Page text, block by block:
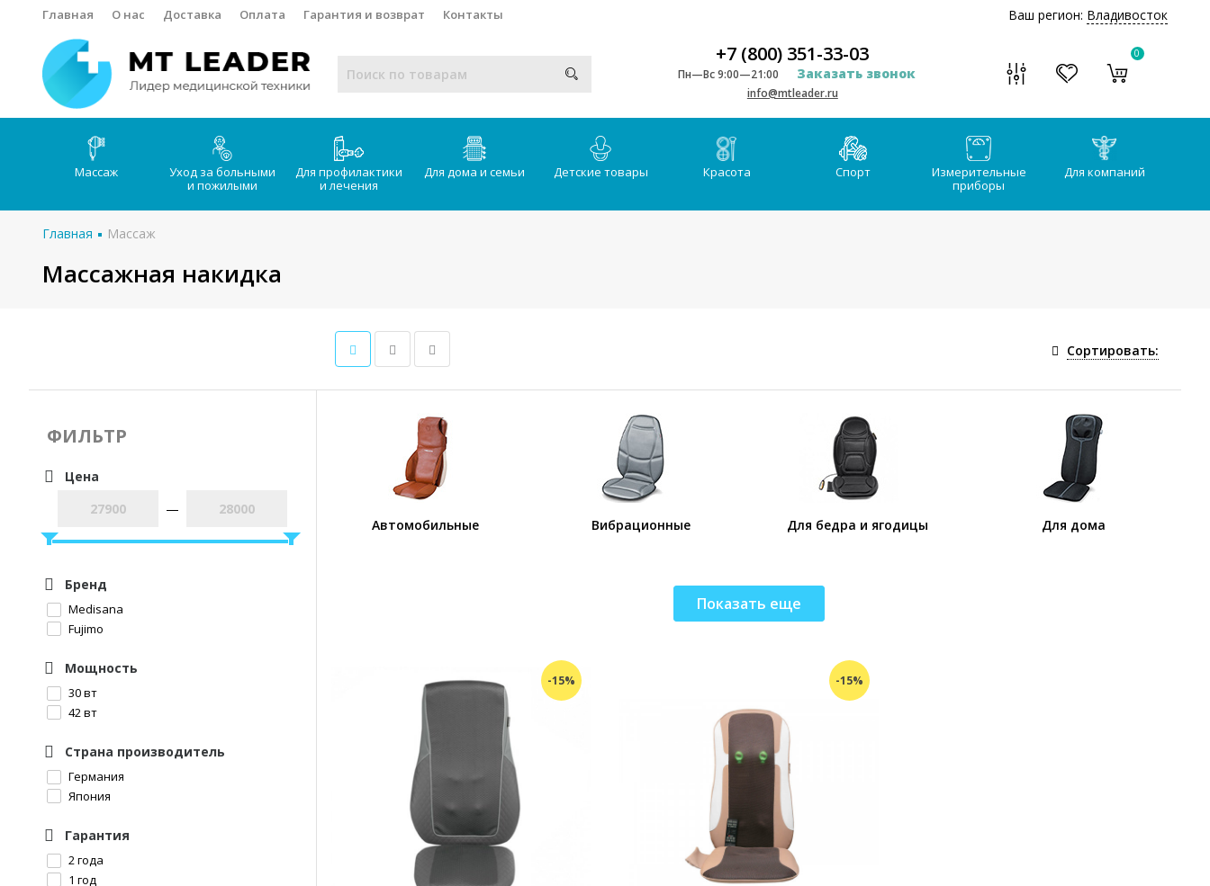
Главная О нас Доставка Оплата Гарантия и возврат Контакты Ваш регион: Владивосток
+7 (800) 351-33-03
Пн—Вс 9:00—21:00 Заказать звонок
info@mtleader.ru
0
Массаж
Уход за больными
и пожилыми
Для профилактики
и лечения
Для дома и семьи Детские товары Красота Спорт
Измерительные
приборы
Для компаний
Главная Массаж
Массажная накидка
Сортировать:
ФИЛЬТР
Цена
—
Бренд
Medisana
Fujimo
Мощность
30 вт
42 вт
Страна производитель
Германия
Япония
Гарантия
2 года
1 год
Автомобильные Вибрационные Для бедра и ягодицы Для дома
Показать еще
-15% -15%